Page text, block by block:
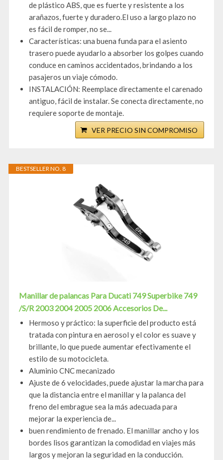
de plástico ABS, que es fuerte y resistente a los
arañazos, fuerte y duradero.El uso a largo plazo no
es fácil de romper, no se...
Características: una buena funda para el asiento
trasero puede ayudarlo a absorber los golpes cuando
conduce en caminos accidentados, brindando a los
pasajeros un viaje cómodo.
INSTALACIÓN: Reemplace directamente el carenado
antiguo, fácil de instalar. Se conecta directamente, no
requiere soporte de montaje.
VER PRECIO SIN COMPROMISO
BESTSELLER NO. 8
Manillar de palancas Para Ducati 749 Superbike 749
/S/R 2003 2004 2005 2006 Accesorios De...
Hermoso y práctico: la superficie del producto está
tratada con pintura en aerosol y el color es suave y
brillante, lo que puede aumentar efectivamente el
estilo de su motocicleta.
Aluminio CNC mecanizado
Ajuste de 6 velocidades, puede ajustar la marcha para
que la distancia entre el manillar y la palanca del
freno del embrague sea la más adecuada para
mejorar la experiencia de...
buen rendimiento de frenado. El manillar ancho y los
bordes lisos garantizan la comodidad en viajes más
largos y mejoran la seguridad en la conducción.